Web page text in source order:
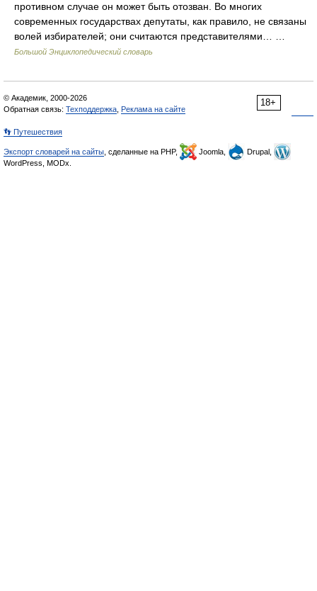
противном случае он может быть отозван. Во многих
современных государствах депутаты, как правило, не связаны
волей избирателей; они считаются представителями… …
Большой Энциклопедический словарь
18+
© Академик, 2000-2026
Обратная связь: Техподдержка Реклама на сайте
👣 Путешествия
Экспорт словарей на сайты , сделанные на PHP, Joomla,
Drupal,
WordPress, MODx.